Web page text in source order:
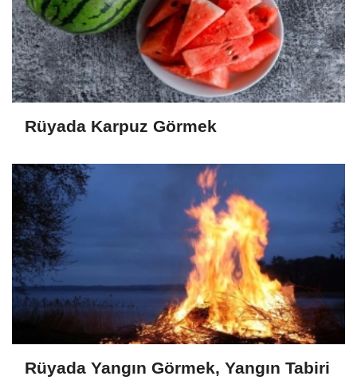
Rüyada Karpuz Görmek
Rüyada Yangın Görmek, Yangın Tabiri